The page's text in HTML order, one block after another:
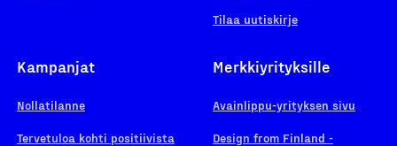
Tilaa uutiskirje
Kampanjat
Nollatilanne
Tervetuloa kohti positiivista
Merkkiyrityksille
Avainlippu-yrityksen sivu
Design from Finland -